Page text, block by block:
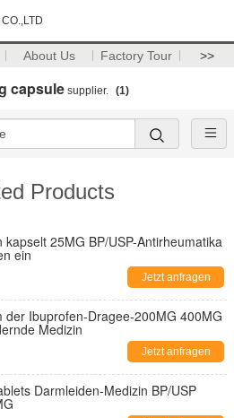
About Us Factory Tour >>
capsule supplier. (1)
Products
kapselt 25MG BP/USP-Antirheumatika
ein
Jetzt anfragen
der Ibuprofen-Dragee-200MG 400MG
Medizin
Jetzt anfragen
Darmleiden-Medizin BP/USP